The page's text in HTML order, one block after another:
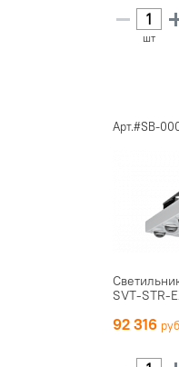
шт
Арт.#SB-
SVT-STR-
92 316